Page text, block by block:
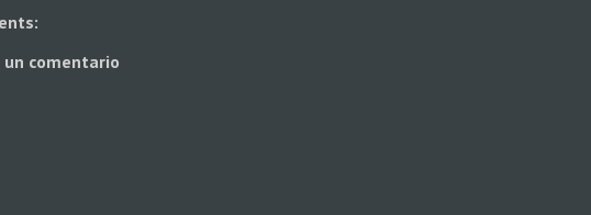
un comentario